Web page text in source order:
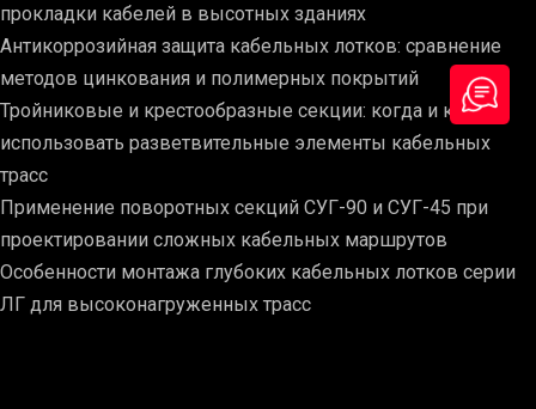
прокладки кабелей в высотных зданиях
Антикоррозийная защита кабельных лотков: сравнение
методов цинкования и полимерных покрытий
Тройниковые и крестообразные секции: когда и как
использовать разветвительные элементы кабельных
трасс
Применение поворотных секций СУГ-90 и СУГ-45 при
проектировании сложных кабельных маршрутов
Особенности монтажа глубоких кабельных лотков серии
ЛГ для высоконагруженных трасс